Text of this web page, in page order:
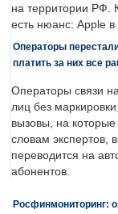
на территории РФ.
есть нюанс: Apple в
Операторы
платить за них все
Операторы связи
лиц без
вызовы, на
словам экспертов,
переводится на
абонентов.
Росфинмониторинг: